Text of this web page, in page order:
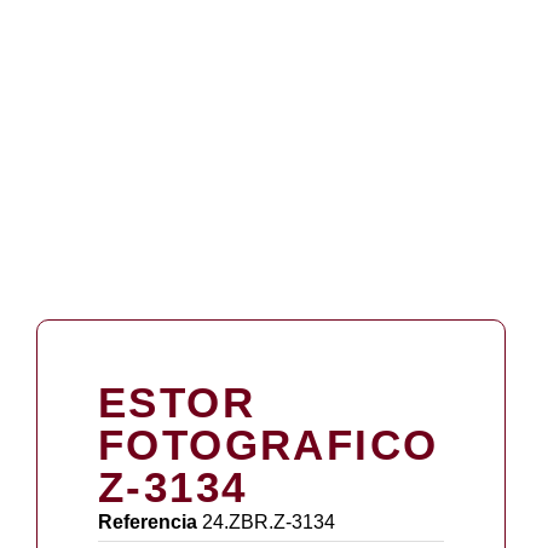
ESTOR
FOTOGRAFICO
Z-3134
Referencia 24.ZBR.Z-3134